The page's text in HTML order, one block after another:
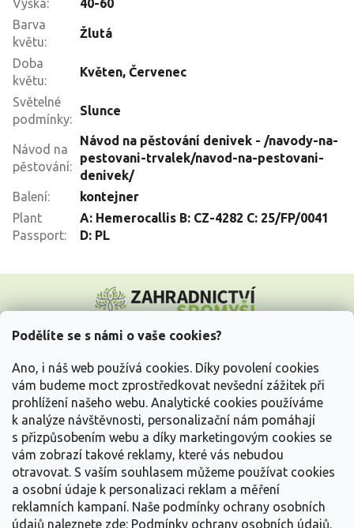
Podělíte se s námi o vaše cookies?
Ano, i náš web používá cookies. Díky povolení cookies
vám budeme moct zprostředkovat nevšední zážitek při
prohlížení našeho webu. Analytické cookies používáme
k analýze návštěvnosti, personalizační nám pomáhají
s přizpůsobením webu a díky marketingovým cookies se
vám zobrazí takové reklamy, které vás nebudou
otravovat. S vaším souhlasem můžeme používat cookies
a osobní údaje k personalizaci reklam a měření
reklamních kampaní. Naše podmínky ochrany osobních
údajů naleznete zde: Podmínky ochrany osobních údajů.
Výška:
40-60
Barva
květu:
Žlutá
Doba
květu:
Květen, Červenec
Světelné
podmínky:
Slunce
Návod na
pěstování:
Návod na pěstování denivek - /navody-na-
pestovani-trvalek/navod-na-pestovani-
denivek/
Balení:
kontejner
Plant
Passport:
A: Hemerocallis B: CZ-4282 C: 25/FP/0041
D: PL
p
Vše o nákupu
Informace pro Vás
Kontakujte nás